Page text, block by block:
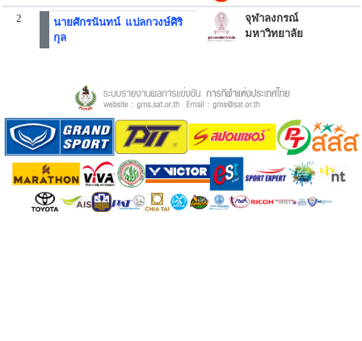
2
นายศักรนันทน์ แปลกวงษ์ศิริ
กุล
จุฬาลงกรณ์
มหาวิทยาลัย